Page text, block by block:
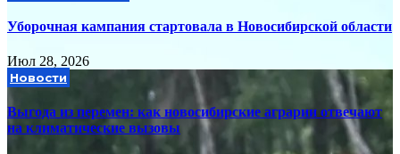
Уборочная кампания стартовала в Новосибирской области
Июл 28, 2026
Новости
Выгода из перемен: как новосибирские аграрии отвечают
на климатические вызовы